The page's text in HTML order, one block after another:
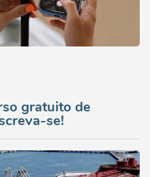
gratuito de
se!